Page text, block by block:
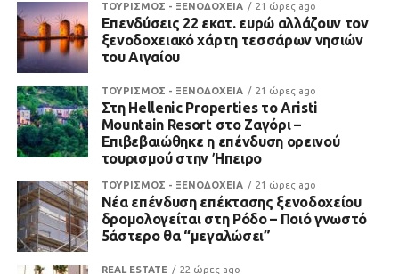
ΤΟΥΡΙΣΜΟΣ - ΞΕΝΟΔΟΧΕΙΑ 21 ώρες ago
Επενδύσεις 22 εκατ. ευρώ αλλάζουν τον
ξενοδοχειακό χάρτη τεσσάρων νησιών
του Αιγαίου
ΤΟΥΡΙΣΜΟΣ - ΞΕΝΟΔΟΧΕΙΑ 21 ώρες ago
Στη Hellenic Properties το Aristi
Mountain Resort στο Ζαγόρι –
Επιβεβαιώθηκε η επένδυση ορεινού
τουρισμού στην Ήπειρο
ΤΟΥΡΙΣΜΟΣ - ΞΕΝΟΔΟΧΕΙΑ 21 ώρες ago
Νέα επένδυση επέκτασης ξενοδοχείου
δρομολογείται στη Ρόδο – Ποιό γνωστό
5άστερο θα “μεγαλώσει”
REAL ESTATE 22 ώρες ago